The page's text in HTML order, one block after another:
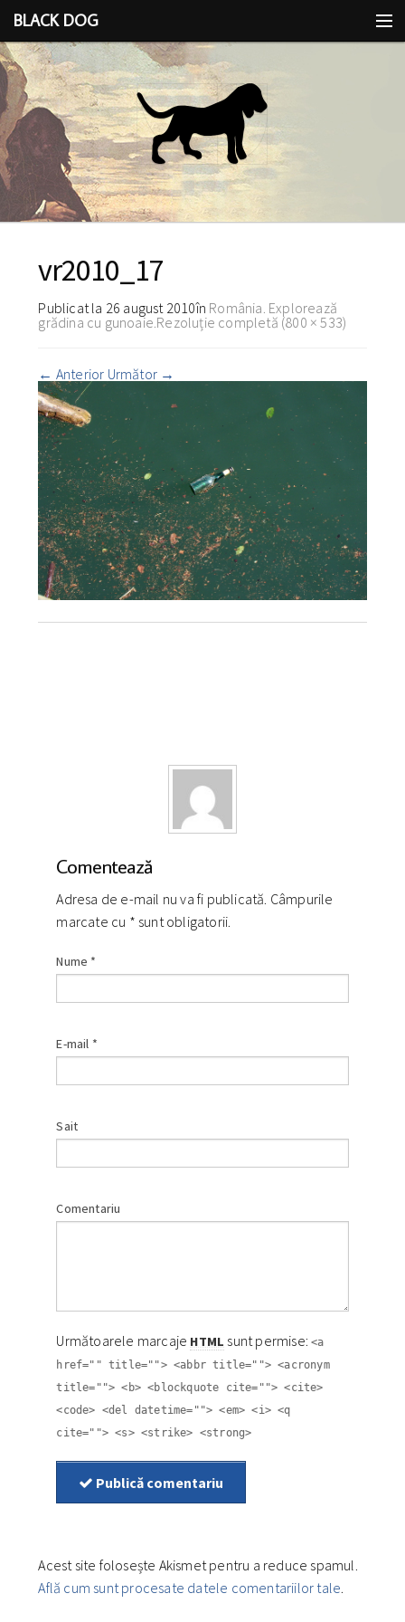
BLACK DOG
IDEEA
CU LIMBA SCOASĂ
vr2010_17
Publicat la 26 august 2010în România. Explorează
grădina cu gunoaie. Rezoluție completă (800 × 533)
← Anterior Următor →
Comentează
Adresa de e-mail nu va fi publicată. Câmpurile
marcate cu * sunt obligatorii.
Nume *
E-mail *
Sait
Comentariu
Următoarele marcaje HTML sunt permise:<a
href="" title=""> <abbr title=""> <acronym
title=""> <b> <blockquote cite=""> <cite>
<code> <del datetime=""> <em> <i> <q
cite=""> <s> <strike> <strong>
Publică comentariu
Acest site folosește Akismet pentru a reduce spamul.
Află cum sunt procesate datele comentariilor tale.